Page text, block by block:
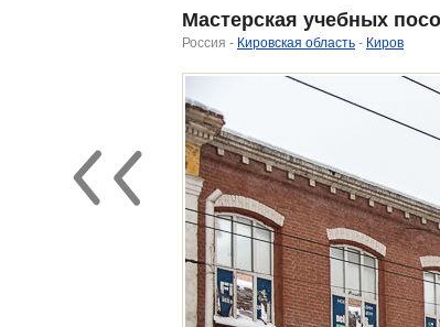
Мастерская учебных
Россия - Кировская область - Киров